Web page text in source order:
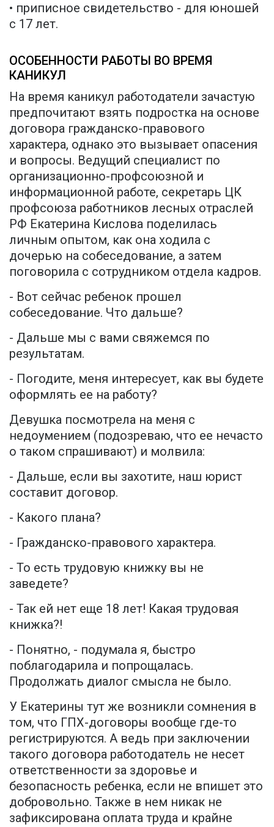
• приписное свидетельство - для юношей
с 17 лет.
ОСОБЕННОСТИ РАБОТЫ ВО ВРЕМЯ
КАНИКУЛ
На время каникул работодатели зачастую
предпочитают взять подростка на основе
договора гражданско-правового
характера, однако это вызывает опасения
и вопросы. Ведущий специалист по
организационно-профсоюзной и
информационной работе, секретарь ЦК
профсоюза работников лесных отраслей
РФ Екатерина Кислова поделилась
личным опытом, как она ходила с
дочерью на собеседование, а затем
поговорила с сотрудником отдела кадров.
- Вот сейчас ребенок прошел
собеседование. Что дальше?
- Дальше мы с вами свяжемся по
результатам.
- Погодите, меня интересует, как вы будете
оформлять ее на работу?
Девушка посмотрела на меня с
недоумением (подозреваю, что ее нечасто
о таком спрашивают) и молвила:
- Дальше, если вы захотите, наш юрист
составит договор.
- Какого плана?
- Гражданско-правового характера.
- То есть трудовую книжку вы не
заведете?
- Так ей нет еще 18 лет! Какая трудовая
книжка?!
- Понятно, - подумала я, быстро
поблагодарила и попрощалась.
Продолжать диалог смысла не было.
У Екатерины тут же возникли сомнения в
том, что ГПХ-договоры вообще где-то
регистрируются. А ведь при заключении
такого договора работодатель не несет
ответственности за здоровье и
безопасность ребенка, если не впишет это
добровольно. Также в нем никак не
зафиксирована оплата труда и крайне